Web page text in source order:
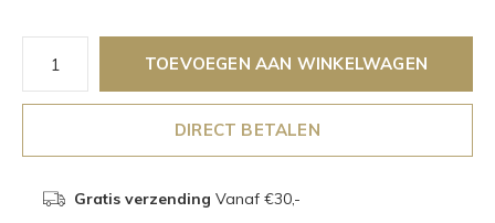
TOEVOEGEN AAN WINKELWAGEN
DIRECT BETALEN
Gratis verzending Vanaf €30,-